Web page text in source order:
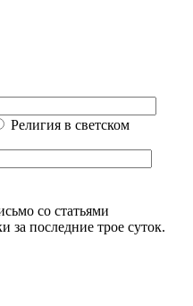
Религия в светском
со статьями
последние трое суток.